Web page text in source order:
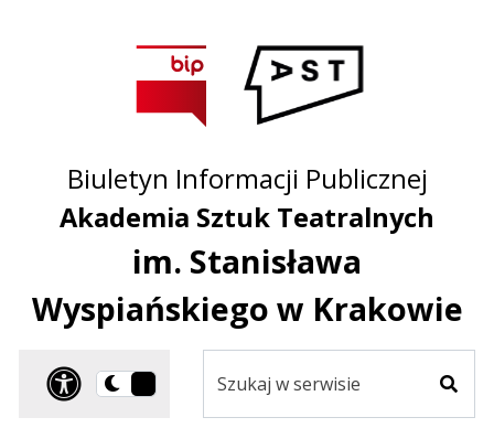
Przejdź do
głównego menu
Przejdź do treści
Przejdź do mapy
serwisu
Biuletyn Informacji Publicznej
Akademia Sztuk Teatralnych
im. Stanisława
Wyspiańskiego w Krakowie
Panel dostosowania
Przełącz
serwisie